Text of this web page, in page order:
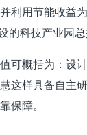
利用节能收益
的科技产业园
可概括为： 设
这样具备自主
保障。